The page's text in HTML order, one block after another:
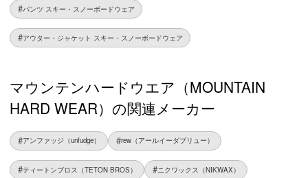
パンツ スキー・スノーボードウェア
アウター・ジャケット スキー・スノーボードウェア
マウンテンハードウエア（MOUNTAIN
HARD WEAR）の関連メーカー
アンファッジ（unfudge） rew（アールイーダブリュー）
ティートンブロス（TETON BROS） ニクワックス（NIKWAX）